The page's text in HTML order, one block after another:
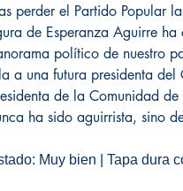
perder el Partido Popular
de Esperanza Aguirre
político de nuestro
a una futura presidenta
de la Comunidad
ha sido aguirrista, sino
Muy bien | Tapa dura